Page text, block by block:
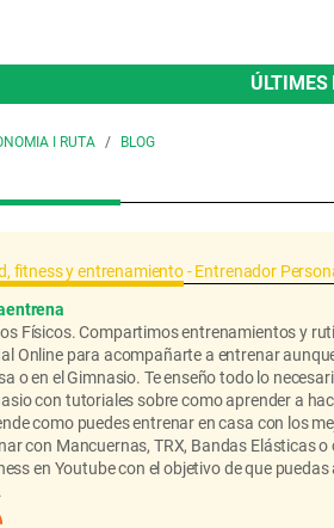
ÚLTIMES
I RUTA BLOG
fitness y entrenamiento - Entrenador
Físicos. Compartimos entrenamientos y
Online para acompañarte a entrenar
o en el Gimnasio. Te enseño todo lo
con tutoriales sobre como aprender a
como puedes entrenar en casa con los
con Mancuernas, TRX, Bandas Elásticas
en Youtube con el objetivo de que